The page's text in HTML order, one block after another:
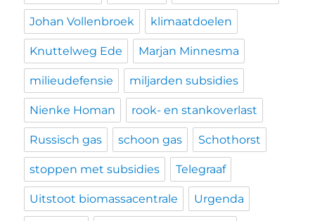
Johan Vollenbroek klimaatdoelen
Knuttelweg Ede Marjan Minnesma
milieudefensie miljarden subsidies
Nienke Homan rook- en stankoverlast
Russisch gas schoon gas Schothorst
stoppen met subsidies Telegraaf
Uitstoot biomassacentrale Urgenda